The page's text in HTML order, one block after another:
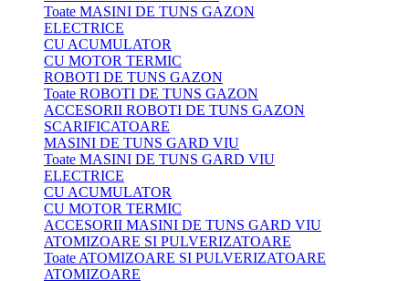
Toate MASINI DE TUNS GAZON
ELECTRICE
CU ACUMULATOR
CU MOTOR TERMIC
ROBOTI DE TUNS GAZON
Toate ROBOTI DE TUNS GAZON
ACCESORII ROBOTI DE TUNS GAZON
SCARIFICATOARE
MASINI DE TUNS GARD VIU
Toate MASINI DE TUNS GARD VIU
ELECTRICE
CU ACUMULATOR
CU MOTOR TERMIC
ACCESORII MASINI DE TUNS GARD VIU
ATOMIZOARE SI PULVERIZATOARE
Toate ATOMIZOARE SI PULVERIZATOARE
ATOMIZOARE